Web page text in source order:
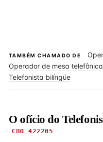
TAMBÉM CHAMADO DE
Operador de mesa telefônica
Telefonista bilíngüe
O ofício do
CBO 422205